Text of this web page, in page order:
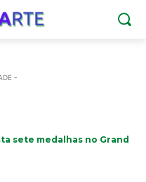
-
sete medalhas no Grand